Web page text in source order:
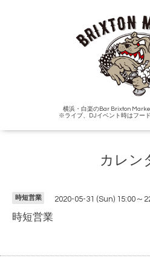
横浜・白楽のBar Brixton
※ライブ、DJイベント時はフー
カレン
時短営業 2020-05-31 (Sun) 15:00～
時短営業